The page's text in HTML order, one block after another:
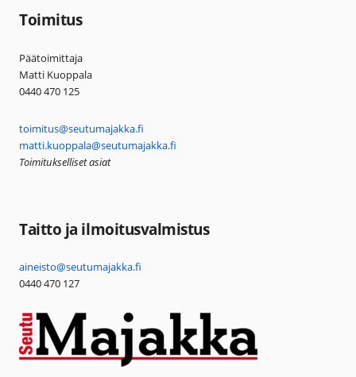
Toimitus
Päätoimittaja
Matti Kuoppala
0440 470 125
toimitus@seutumajakka.fi
matti.kuoppala@seutumajakka.fi
Toimitukselliset asiat
Taitto ja ilmoitusvalmistus
aineisto@seutumajakka.fi
0440 470 127